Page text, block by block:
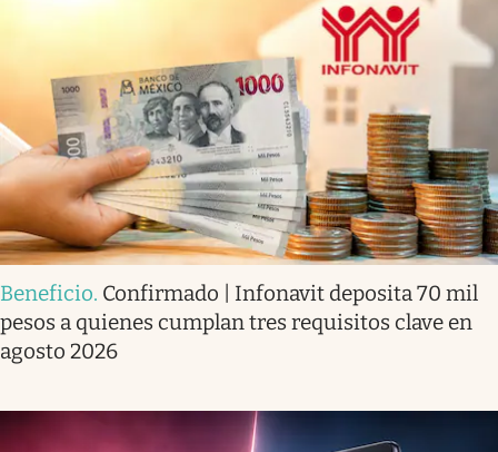
Beneficio. Confirmado | Infonavit deposita 70 mil
pesos a quienes cumplan tres requisitos clave en
agosto 2026